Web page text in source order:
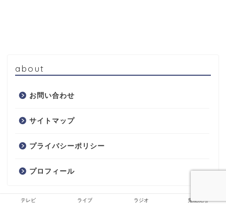
about
お問い合わせ
サイトマップ
プライバシーポリシー
プロフィール
テレビ ライブ ラジオ 鬼龍院翔